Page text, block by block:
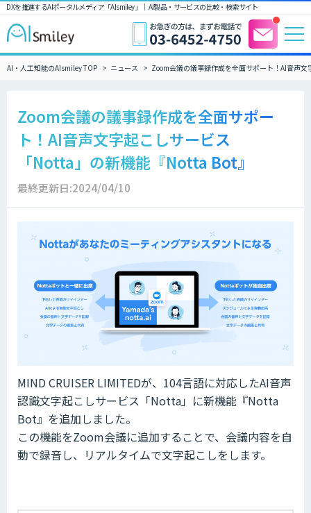
DXを推進するAIポータルメディア「AIsmiley」｜ AI製品・サービスの比較・検索サイト
AI・人工知能のAIsmiley TOP ニュース Zoom会議の議事録作成を全面サポート！AI音声
Zoom会議の議事録作成を全面サポー
ト！AI音声文字起こしサービス
「Notta」の新機能『Notta Bot』
最終更新日:2024/04/10
MIND CRUISER LIMITEDが、104言語に対応したAI音声
認識文字起こしサービス「Notta」に新機能『Notta
Bot』を追加しました。
この機能をZoom会議に追加することで、会議内容を自
動で録音し、リアルタイムで文字起こしをします。